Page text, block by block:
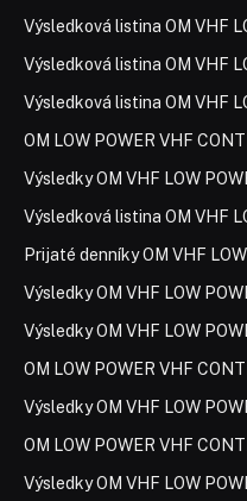
Výsledková listina OM VHF
Výsledková listina OM VHF
Výsledková listina OM VHF
OM LOW POWER VHF
Výsledky OM VHF LOW
Výsledková listina OM VHF
Prijaté denníky OM VHF
Výsledky OM VHF LOW
Výsledky OM VHF LOW
OM LOW POWER VHF
Výsledky OM VHF LOW
OM LOW POWER VHF
Výsledky OM VHF LOW